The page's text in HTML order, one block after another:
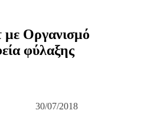
Οργανισμό
φύλαξης
2018